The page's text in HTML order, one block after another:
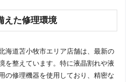
えた修理環境
海道苫小牧市エリア店舗は、最新の
を整えています。特に液晶割れや液
の修理機器を使用しており、精密な